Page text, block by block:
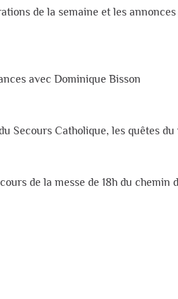
de la semaine et les
avec Dominique Bisson
Secours Catholique, les quêtes
de la messe de 18h du